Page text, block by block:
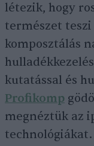
létezik, hogy
természet
komposztálás
kutatással és
Profikomp
megnéztük az
technológiákat.